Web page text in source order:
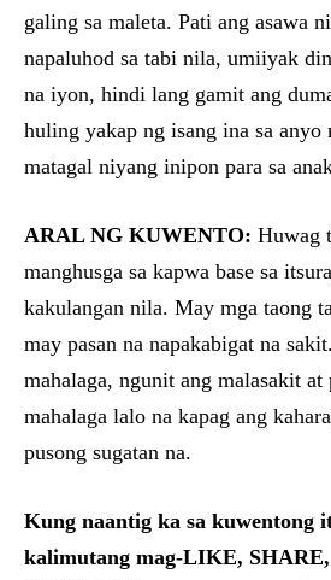
galing sa maleta. Pati ang asawa
napaluhod sa tabi nila, umiiyak
na iyon, hindi lang gamit ang
huling yakap ng isang ina sa anyo
matagal niyang inipon para sa
ARAL NG KUWENTO: Huwag
manghusga sa kapwa base sa
kakulangan nila. May mga taong
may pasan na napakabigat na
mahalaga, ngunit ang malasakit at
mahalaga lalo na kapag ang
pusong sugatan na.
Kung naantig ka sa kuwentong
kalimutang mag-LIKE,